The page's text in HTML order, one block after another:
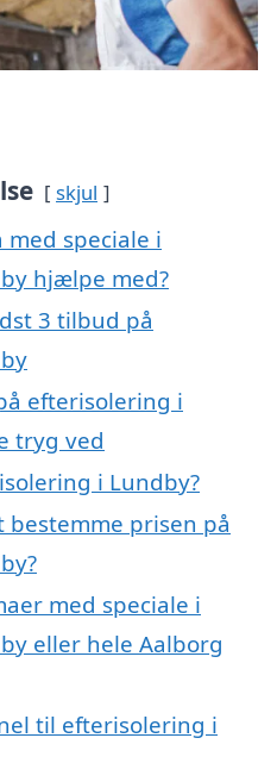
skjul
speciale i
hjælpe med?
3 tilbud på
efterisolering i
tryg ved
i Lundby?
bestemme prisen på
med speciale i
eller hele Aalborg
til efterisolering i